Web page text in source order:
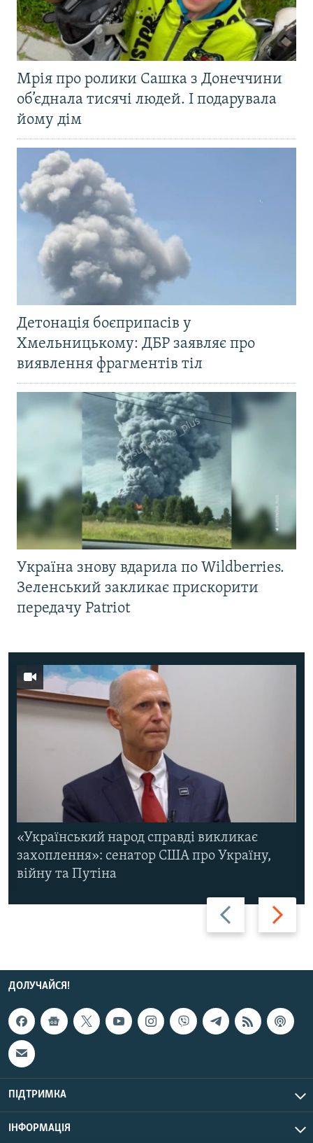
Мрія про ролики Сашка з Донеччини
об’єднала тисячі людей. І подарувала
йому дім
Детонація боєприпасів у
Хмельницькому: ДБР заявляє про
виявлення фрагментів тіл
Україна знову вдарила по Wildberries.
Зеленський закликає прискорити
передачу Patriot
Назад Вперед
«Український народ справді викликає
захоплення»: сенатор США про Україну,
війну та Путіна
ДОЛУЧАЙСЯ!
ПІДТРИМКА
ІНФОРМАЦІЯ